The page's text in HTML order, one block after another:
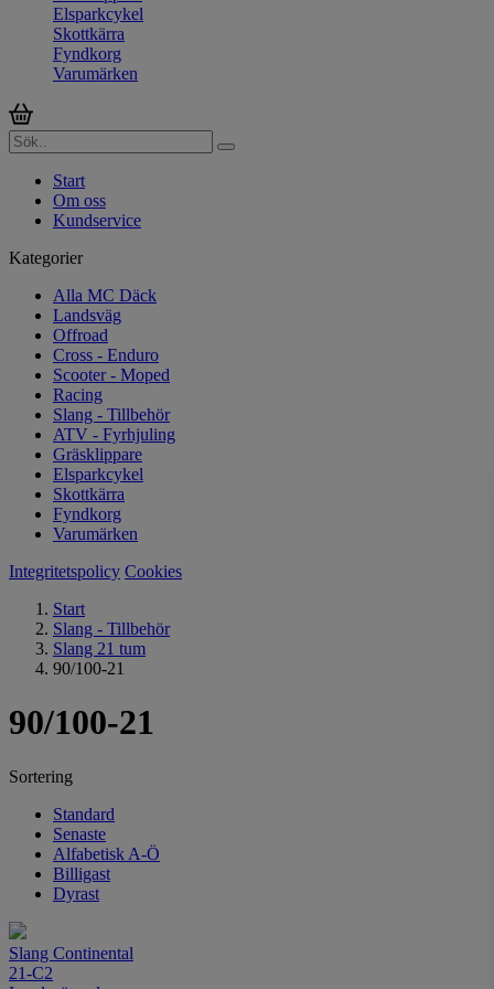
Elsparkcykel
Skottkärra
Fyndkorg
Varumärken
Start
Om oss
Kundservice
Kategorier
Alla MC Däck
Landsväg
Offroad
Cross - Enduro
Scooter - Moped
Racing
Slang - Tillbehör
ATV - Fyrhjuling
Gräsklippare
Elsparkcykel
Skottkärra
Fyndkorg
Varumärken
Integritetspolicy Cookies
Start
Slang - Tillbehör
Slang 21 tum
90/100-21
90/100-21
Sortering
Standard
Senaste
Alfabetisk A-Ö
Billigast
Dyrast
Slang Continental
21-C2